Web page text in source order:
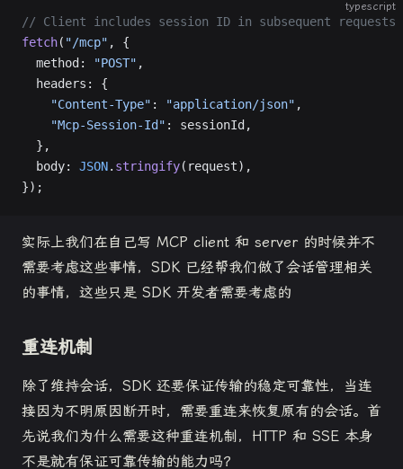
typescript
// Client includes session ID in subsequent requests
fetch( "/mcp" , {
  method:
"POST" ,
  headers: {
    "Content-Type"
: "application/json" ,
    "Mcp-Session-Id"
: sessionId,
  },
  body:
JSON. stringify(request),
});
实际上我们在自己写 MCP client 和 server 的时候并不
需要考虑这些事情，SDK 已经帮我们做了会话管理相关
的事情，这些只是 SDK 开发者需要考虑的
重连机制
除了维持会话，SDK 还要保证传输的稳定可靠性，当连
接因为不明原因断开时，需要重连来恢复原有的会话。首
先说我们为什么需要这种重连机制，HTTP 和 SSE 本身
不是就有保证可靠传输的能力吗？